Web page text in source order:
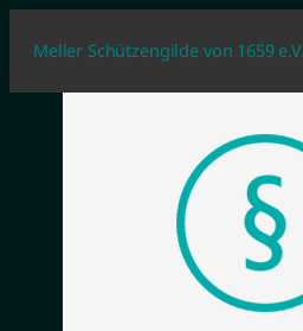
Meller Schützengilde von 1659 e.V.